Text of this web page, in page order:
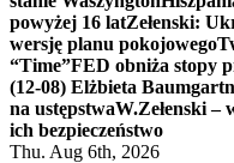
powyżej 16 latZełenski:
wersję planu pokojowego
“Time”FED obniża stopy
(12-08) Elżbieta
na ustępstwaW.Zełenski –
ich bezpieczeństwo
Thu. Aug 6th, 2026